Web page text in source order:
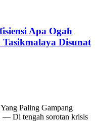
Apa Ogah
Disunat
Paling Gampang
— Di tengah sorotan krisis